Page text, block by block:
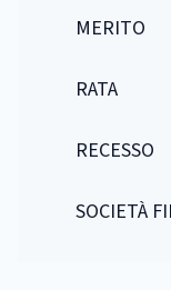
MERITO
RATA
RECESSO
SOCIETÀ